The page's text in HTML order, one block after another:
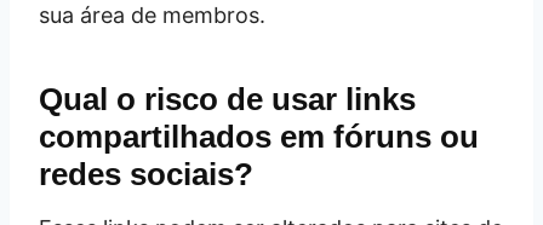
sua área de membros.
Qual o risco de usar links
compartilhados em fóruns ou
redes sociais?